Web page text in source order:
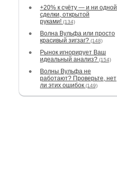
+20% к счёту — и ни одной
сделки, открытой
руками! (134)
Волна Вульфа или просто
красивый зигзаг? (148)
Рынок игнорирует Ваш
идеальный анализ? (154)
Волны Вульфа не
работают? Проверьте, нет
ли этих ошибок (149)